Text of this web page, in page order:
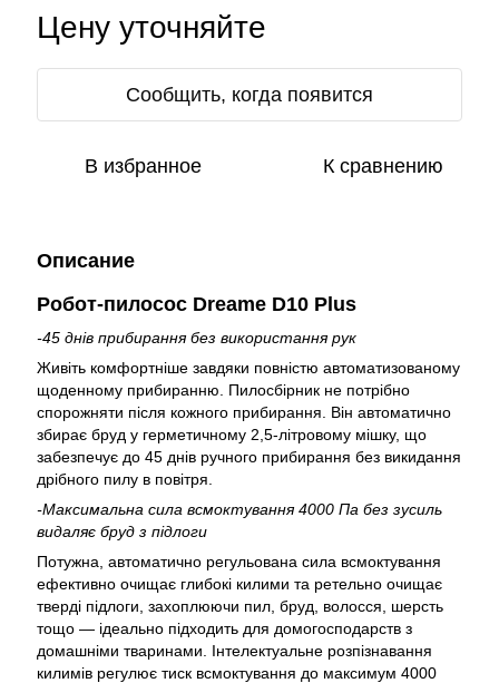
Цену уточняйте
Сообщить, когда появится
В избранное К сравнению
Описание
Робот-пилосос Dreame D10 Plus
-45 днів прибирання без використання рук
Живіть комфортніше завдяки повністю автоматизованому
щоденному прибиранню. Пилосбірник не потрібно
спорожняти після кожного прибирання. Він автоматично
збирає бруд у герметичному 2,5-літровому мішку, що
забезпечує до 45 днів ручного прибирання без викидання
дрібного пилу в повітря.
-Максимальна сила всмоктування 4000 Па без зусиль
видаляє бруд з підлоги
Потужна, автоматично регульована сила всмоктування
ефективно очищає глибокі килими та ретельно очищає
тверді підлоги, захоплюючи пил, бруд, волосся, шерсть
тощо — ідеально підходить для домогосподарств з
домашніми тваринами. Інтелектуальне розпізнавання
килимів регулює тиск всмоктування до максимум 4000